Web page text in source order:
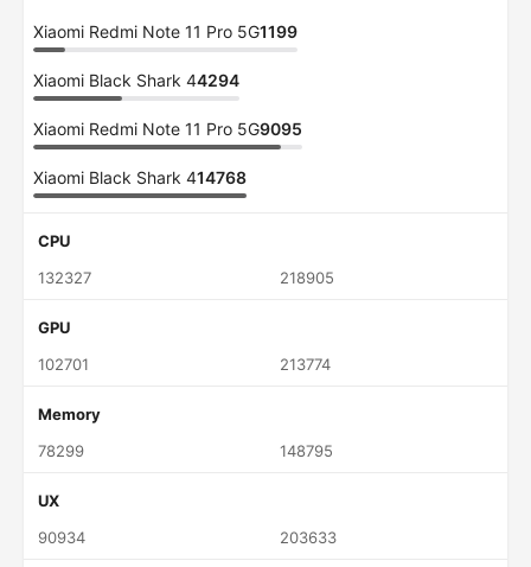
Xiaomi Redmi Note 11 Pro 5G1199
Xiaomi Black Shark 44294
Xiaomi Redmi Note 11 Pro 5G9095
Xiaomi Black Shark 414768
CPU
132327
218905
GPU
102701
213774
Memory
78299
148795
UX
90934
203633